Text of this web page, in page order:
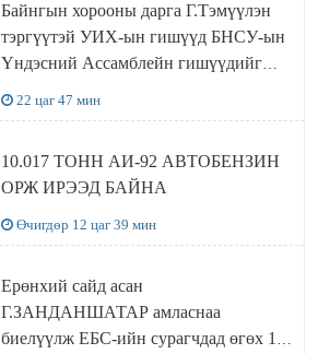
Байнгын хорооны дарга Г.Тэмүүлэн
тэргүүтэй УИХ-ын гишүүд БНСУ-ын
Үндэсний Ассамблейн гишүүдийг
хүлээн авч уулзав
22 цаг 47 мин
10.017 ТОНН АИ-92 АВТОБЕНЗИН
ОРЖ ИРЭЭД БАЙНА
Өчигдөр 12 цаг 39 мин
Ерөнхий сайд асан
Г.ЗАНДАНШАТАР амласнаа
биелүүлж ЕБС-ийн сурагчдад өгөх 10.